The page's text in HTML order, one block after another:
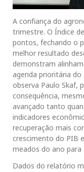
A confiança do
trimestre. O Índice
pontos, fechando o
melhor resultado
demonstram
agenda prioritária do
observa Paulo Skaf,
consequência,
avançado tanto
indicadores
recuperação mais
crescimento do PIB
meados do ano para
Dados do relatório